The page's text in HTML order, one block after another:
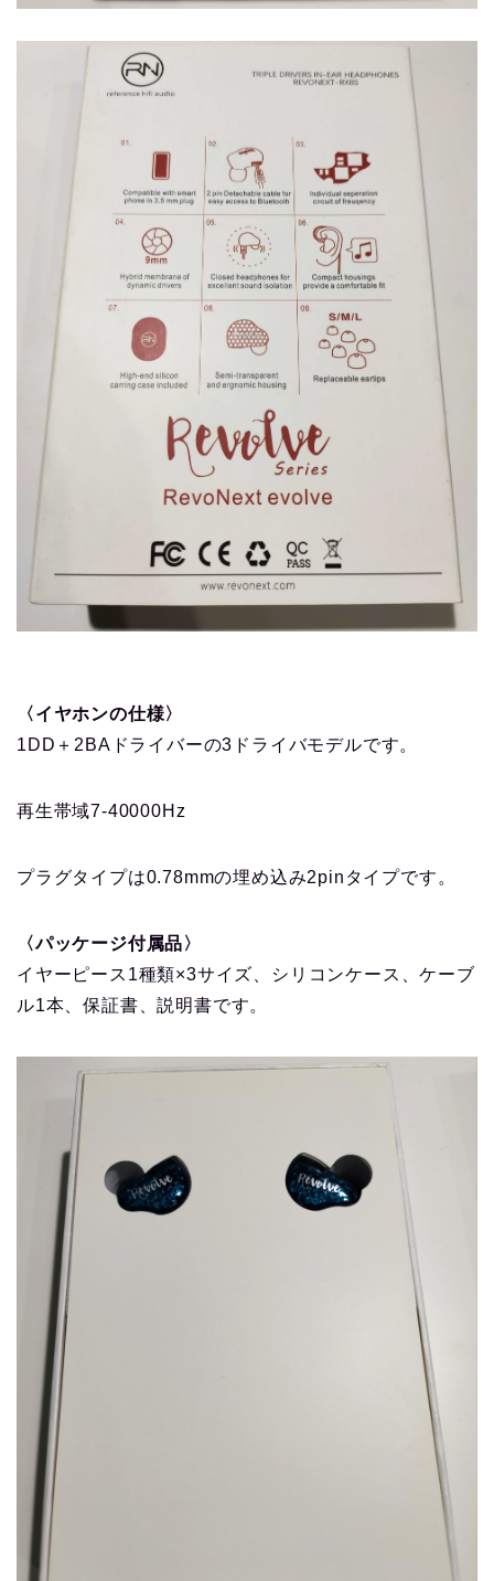
〈イヤホンの仕様〉
1DD＋2BAドライバーの3ドライバモデルです。
再生帯域7-40000Hz
プラグタイプは0.78mmの埋め込み2pinタイプです。
〈パッケージ付属品〉
イヤーピース1種類×3サイズ、シリコンケース、ケーブ
ル1本、保証書、説明書です。